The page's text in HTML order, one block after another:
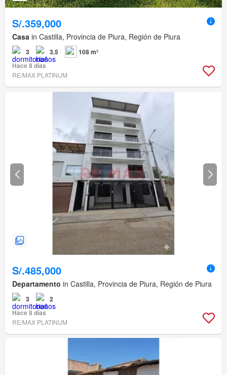
S/.359,000
Casa in Castilla, Provincia de Piura, Región de Piura
3 3.5
108 m²
Hace 8 días
RE/MAX PLATINUM
S/.485,000
Departamento in Castilla, Provincia de Piura, Región de Piura
3
2
Hace 8 días
RE/MAX PLATINUM